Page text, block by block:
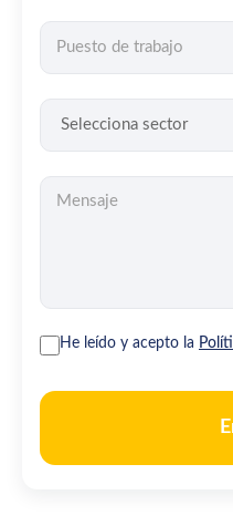
He leído y acepto la